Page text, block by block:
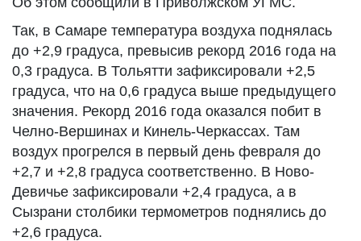
Так, в Самаре температура воздуха поднялась
до +2,9 градуса, превысив рекорд 2016 года на
0,3 градуса. В Тольятти зафиксировали +2,5
градуса, что на 0,6 градуса выше предыдущего
значения. Рекорд 2016 года оказался побит в
Челно-Вершинах и Кинель-Черкассах. Там
воздух прогрелся в первый день февраля до
+2,7 и +2,8 градуса соответственно. В Ново-
Девичье зафиксировали +2,4 градуса, а в
Сызрани столбики термометров поднялись до
+2,6 градуса.